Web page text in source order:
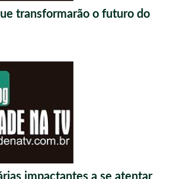
transformarão o futuro do